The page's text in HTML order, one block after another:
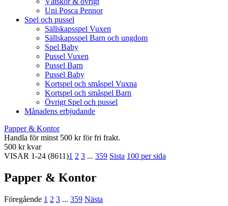
Uni Posca Pennor
Spel och pussel
Sällskapsspel Vuxen
Sällskapsspel Barn och ungdom
Spel Baby
Pussel Vuxen
Pussel Barn
Pussel Baby
Kortspel och småspel Vuxna
Kortspel och småspel Barn
Övrigt Spel och pussel
Månadens erbjudande
Papper & Kontor
Handla för minst 500 kr för fri frakt.
500 kr kvar
VISAR 1-24 (8611)1 2 3 ... 359 Sista 100 per sida
Papper & Kontor
Föregående 1 2 3 ... 359 Nästa